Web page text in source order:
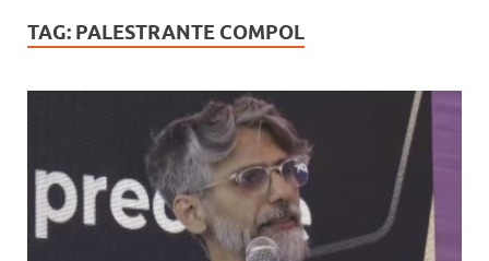
TAG: PALESTRANTE COMPOL